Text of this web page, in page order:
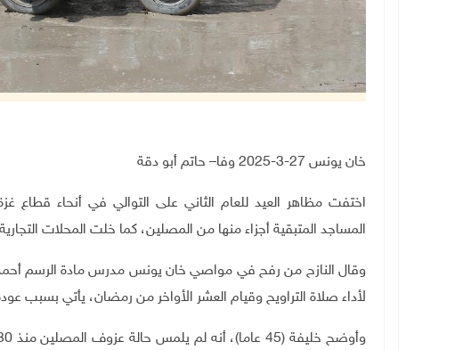
خان يونس 27-3-2025 وفا– حاتم أبو دقة
اختفت مظاهر العيد للعام الثاني على التوالي في أنحاء قطاع
المساجد المتبقية أجزاء منها من المصلين، كما خلت المحلات
وقال النازح من رفح في مواصي خان يونس مدرس مادة الرسم أحمد
لأداء صلاة التراويح وقيام العشر الأواخر من رمضان، يأتي بسبب